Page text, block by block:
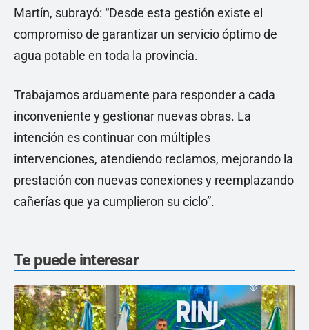
Martín, subrayó: “Desde esta gestión existe el
compromiso de garantizar un servicio óptimo de
agua potable en toda la provincia.
Trabajamos arduamente para responder a cada
inconveniente y gestionar nuevas obras. La
intención es continuar con múltiples
intervenciones, atendiendo reclamos, mejorando la
prestación con nuevas conexiones y reemplazando
cañerías que ya cumplieron su ciclo”.
Te puede interesar